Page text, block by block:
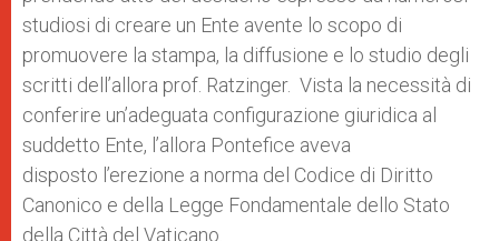
studiosi di creare un Ente avente lo scopo di
promuovere la stampa, la diffusione e lo studio degli
scritti dell’allora prof. Ratzinger. Vista la necessità di
conferire un’adeguata configurazione giuridica al
suddetto Ente, l’allora Pontefice aveva
disposto l’erezione a norma del Codice di Diritto
Canonico e della Legge Fondamentale dello Stato
della Città del Vaticano.